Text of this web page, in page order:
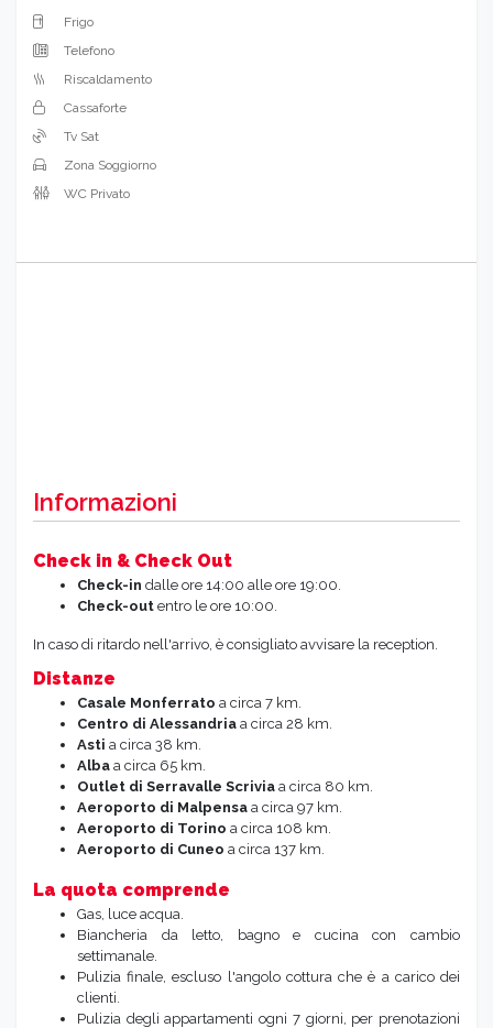
Frigo
Telefono
Riscaldamento
Cassaforte
Tv Sat
Zona Soggiorno
WC Privato
Informazioni
Check in & Check Out
Check-in dalle ore 14:00 alle ore 19:00.
Check-out entro le ore 10:00.
In caso di ritardo nell'arrivo, è consigliato avvisare la reception.
Distanze
Casale Monferrato a circa 7 km.
Centro di Alessandria a circa 28 km.
Asti a circa 38 km.
Alba a circa 65 km.
Outlet di Serravalle Scrivia a circa 80 km.
Aeroporto di Malpensa a circa 97 km.
Aeroporto di Torino a circa 108 km.
Aeroporto di Cuneo a circa 137 km.
La quota comprende
Gas, luce acqua.
Biancheria da letto, bagno e cucina con cambio
settimanale.
Pulizia finale, escluso l'angolo cottura che è a carico dei
clienti.
Pulizia degli appartamenti ogni 7 giorni, per prenotazioni